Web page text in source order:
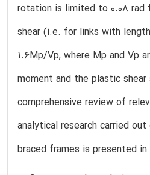
rotation is limited to 0.08 rad
shear (i.e. for links with
1.6Mp/Vp, where Mp and Vp
moment and the plastic
comprehensive review of
analytical research carried
braced frames is presented in